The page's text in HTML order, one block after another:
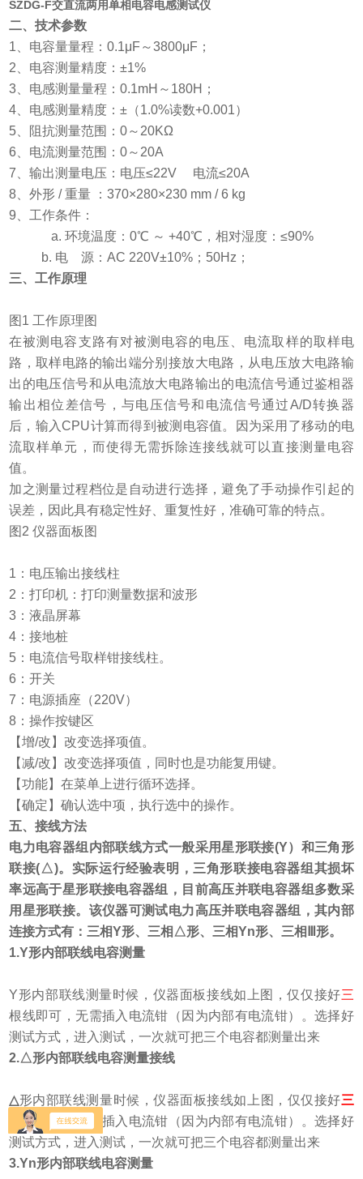
SZDG-F交直流两用单相电容电感测试仪
二、技术参数
1 、电容量量程：0.1μF～3800μF；
2 、电容测量精度：±1%
3 、电感测量量程：0.1mH～180H；
4 、电感测量精度：±（1.0%读数+0.001）
5 、阻抗测量范围：0～20KΩ
6 、电流测量范围：0～20A
7 、输出测量电压：电压≤22V 电流≤20A
8 、外形 / 重量 ：370×280×230 mm / 6 kg
9 、工作条件：
a.环境温度：0℃ ～ +40℃，相对湿度：≤90%
b. 电 源：AC 220V±10%；50Hz；
三、工作原理
图 1 工作原理图
在被测电容支路有对被测电容的电压、电流取样的取样电
路，取样电路的输出端分别接放大电路，从电压放大电路输
出的电压信号和从电流放大电路输出的电流信号通过鉴相器
输出相位差信号，与电压信号和电流信号通过A/D转换器
后，输入CPU计算而得到被测电容值。因为采用了移动的电
流取样单元，而使得无需拆除连接线就可以直接测量电容
值。
加之测量过程档位是自动进行选择，避免了手动操作引起的
误差，因此具有稳定性好、重复性好，准确可靠的特点。
图2 仪器面板图
1 ：电压输出接线柱
2 ：打印机：打印测量数据和波形
3 ：液晶屏幕
4 ：接地桩
5 ：电流信号取样钳接线柱。
6 ：开关
7 ：电源插座（220V）
8 ：操作按键区
【增/改】改变选择项值。
【减/改】改变选择项值，同时也是功能复用键。
【功能】在菜单上进行循环选择。
【确定】确认选中项，执行选中的操作。
五、接线方法
电力电容器组内部联线方式一般采用星形联接(Y）和三角形
联接(△)。实际运行经验表明，三角形联接电容器组其损坏
率远高于星形联接电容器组，目前高压并联电容器组多数采
用星形联接。该仪器可测试电力高压并联电容器组，其内部
连接方式有：三相Y形、三相△形、三相Yn形、三相Ⅲ形。
1.Y形内部联线电容测量
Y形内部联线测量时候，仪器面板接线如上图，仅仅接好三
根线即可，无需插入电流钳（因为内部有电流钳）。选择好
测试方式，进入测试，一次就可把三个电容都测量出来
2.△形内部联线电容测量接线
△形内部联线测量时候，仪器面板接线如上图， 仅仅接好三
根线即可，无需插入电流钳（因为内部有电流钳）。选择好
测试方式，进入测试，一次就可把三个电容都测量出来
3.Yn形内部联线电容测量